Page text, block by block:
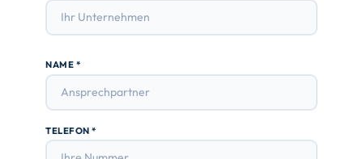
NAME *
TELEFON *